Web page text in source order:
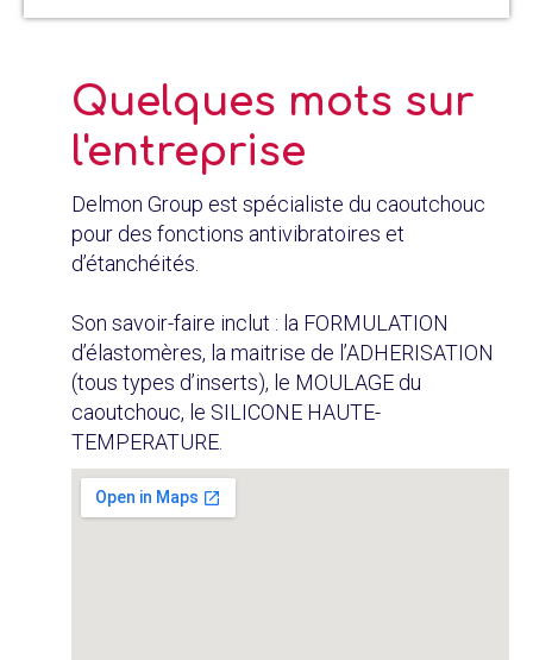
Quelques mots sur
l'entreprise
Delmon Group est spécialiste du caoutchouc
pour des fonctions antivibratoires et
d’étanchéités.
Son savoir-faire inclut : la FORMULATION
d’élastomères, la maitrise de l’ADHERISATION
(tous types d’inserts), le MOULAGE du
caoutchouc, le SILICONE HAUTE-
TEMPERATURE.